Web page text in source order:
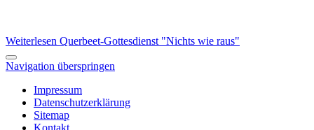
Weiterlesen Querbeet-Gottesdienst "Nichts wie raus"
Navigation überspringen
Impressum
Datenschutzerklärung
Sitemap
Kontakt